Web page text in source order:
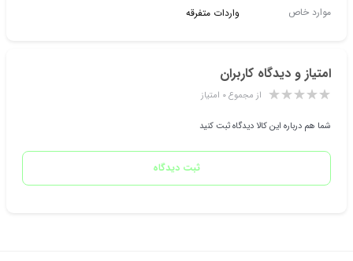
موارد خاص واردات متفرقه
امتیاز و دیدگاه کاربران
از مجموع ۰ امتیاز
شما هم درباره این کالا دیدگاه ثبت کنید
ثبت دیدگاه